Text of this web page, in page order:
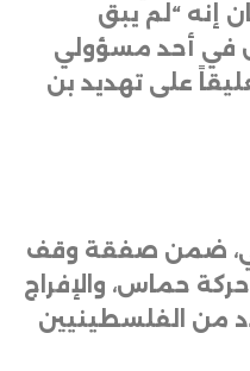
إنه “لم يبق
في أحد مسؤولي
على تهديد بن
ضمن صفقة وقف
حماس، والإفراج
من الفلسطينيين